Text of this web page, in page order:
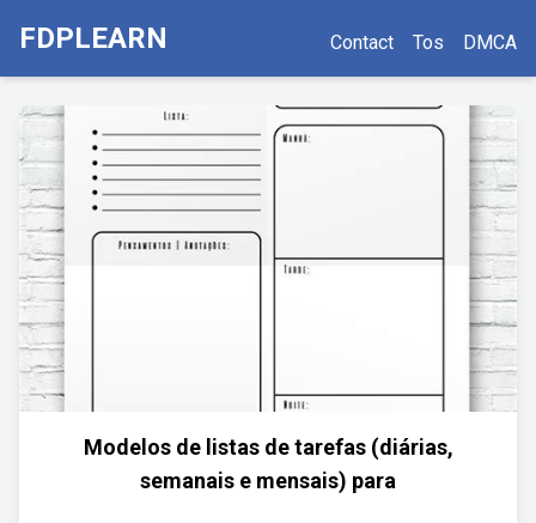
FDPLEARN Contact Tos DMCA
Modelos de listas de tarefas (diárias,
semanais e mensais) para